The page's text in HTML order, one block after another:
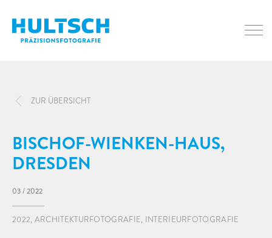
ZUR ÜBERSICHT
BISCHOF-WIENKEN-HAUS,
DRESDEN
03 / 2022
2022, ARCHITEKTURFOTOGRAFIE, INTERIEURFOTOGRAFIE